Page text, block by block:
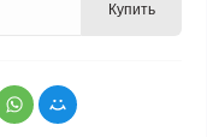
Купить